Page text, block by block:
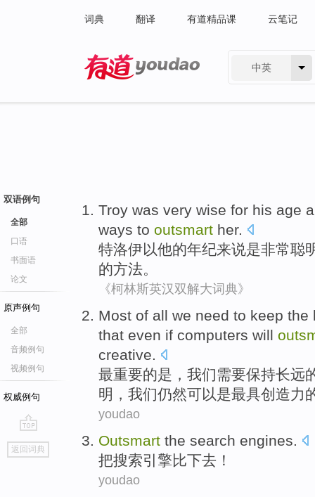
词典 翻译 有道精品课 云笔记
中英
双语例句
全部
口语
书面语
论文
原声例句
全部
音频例句
视频例句
权威例句
go
top
返回词典
Troy was very wise for his age
ways to outsmart her.
特洛伊以他的年纪来说是非常聪
的方法。
《柯林斯英汉双解大词典》
Most of all we need to keep the
that even if computers will
creative.
最重要的是 ， 我们需要保持长远
明 ，我们仍然可以是最具创造力
youdao
Outsmart the search engines
把搜索引擎比下去 ！
youdao